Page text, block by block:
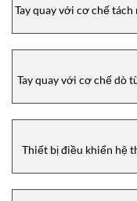
Tay quay với cơ chế
HANDWHEEL HWA
Tay quay với cơ chế dò
HKC Euchner
Thiết bị điều khiển hệ